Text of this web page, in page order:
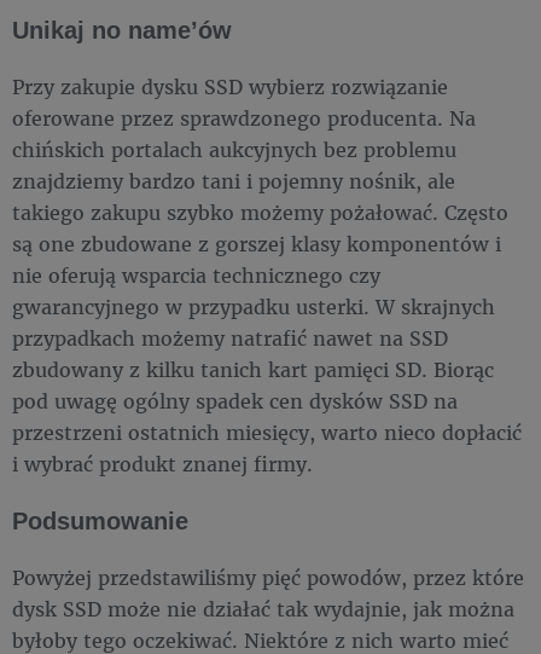
Unikaj no name’ów
Przy zakupie dysku SSD wybierz rozwiązanie
oferowane przez sprawdzonego producenta. Na
chińskich portalach aukcyjnych bez problemu
znajdziemy bardzo tani i pojemny nośnik, ale
takiego zakupu szybko możemy pożałować. Często
są one zbudowane z gorszej klasy komponentów i
nie oferują wsparcia technicznego czy
gwarancyjnego w przypadku usterki. W skrajnych
przypadkach możemy natrafić nawet na SSD
zbudowany z kilku tanich kart pamięci SD. Biorąc
pod uwagę ogólny spadek cen dysków SSD na
przestrzeni ostatnich miesięcy, warto nieco dopłacić
i wybrać produkt znanej firmy.
Podsumowanie
Powyżej przedstawiliśmy pięć powodów, przez które
dysk SSD może nie działać tak wydajnie, jak można
byłoby tego oczekiwać. Niektóre z nich warto mieć